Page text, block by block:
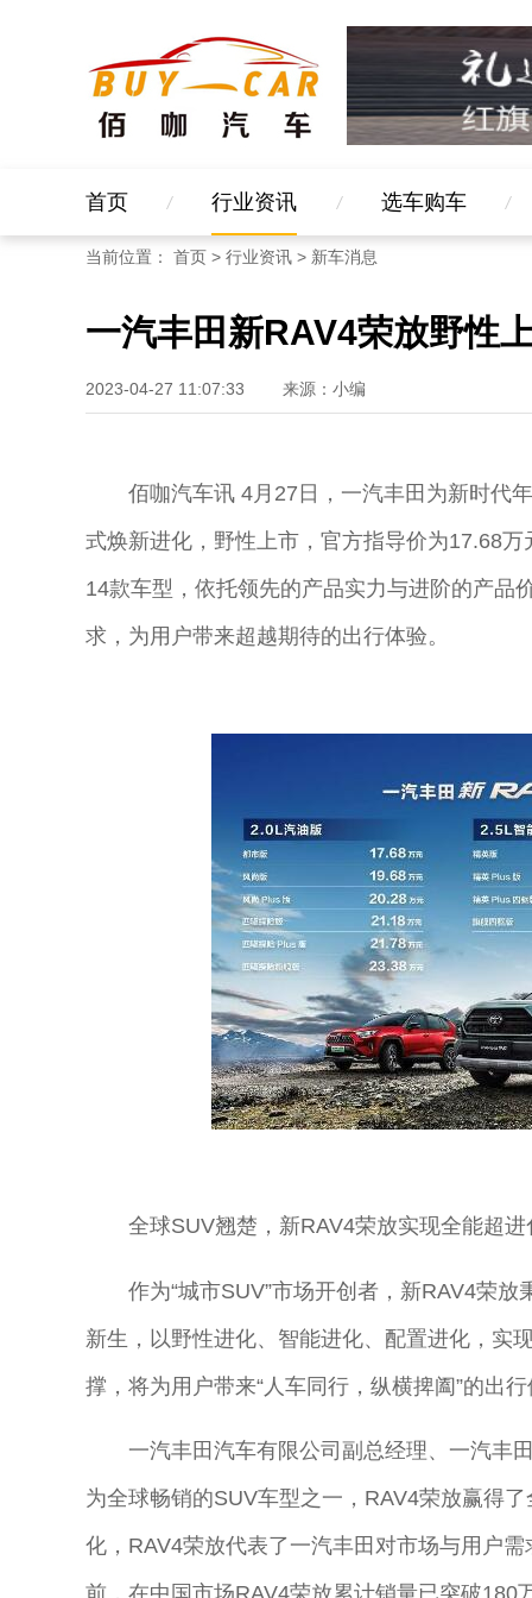
首页 行业资讯 选车购车
当前位置： 首页 > 行业资讯 > 新车消息
一汽丰田新RAV4荣放野性
2023-04-27 11:07:33 来源：小编
佰咖汽车讯 4月27日，一汽丰田为新时代
式焕新进化，野性上市，官方指导价为17.68
14款车型，依托领先的产品实力与进阶的产品
求，为用户带来超越期待的出行体验。
全球SUV翘楚，新RAV4荣放实现全能超进
作为“城市SUV”市场开创者，新RAV4荣放
新生，以野性进化、智能进化、配置进化，实
撑，将为用户带来“人车同行，纵横捭阖”的出
一汽丰田汽车有限公司副总经理、一汽丰
为全球畅销的SUV车型之一，RAV4荣放赢得
化，RAV4荣放代表了一汽丰田对市场与用户